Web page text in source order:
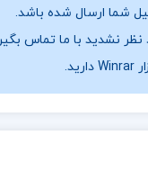
نشدید با ما تماس